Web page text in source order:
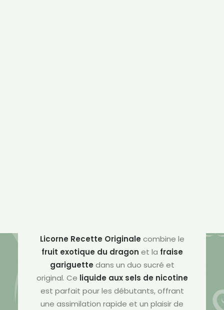
Licorne Recette Originale combine le
fruit exotique du dragon et la fraise
gariguette dans un duo sucré et
original. Ce liquide aux sels de nicotine
est parfait pour les débutants, offrant
une assimilation rapide et un plaisir de